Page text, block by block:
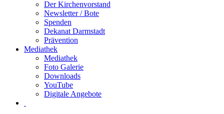
Der Kirchenvorstand
Newsletter / Bote
Spenden
Dekanat Darmstadt
Prävention
Mediathek
Mediathek
Foto Galerie
Downloads
YouTube
Digitale Angebote